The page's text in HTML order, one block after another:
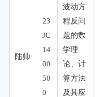
陆帅
23
JC
14
00
50
0
波动方
程反问
题的数
学理
论、计
算方法
及其应